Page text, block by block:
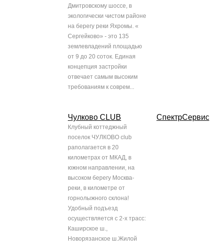
Дмитровскому шоссе, в
экологически чистом районе
на берегу реки Яхромы. «
Сергейково» - это 135
землевладений площадью
от 9 до 20 соток. Единая
концепция застройки
отвечает самым высоким
требованиям к соврем...
Чулково CLUB
Клубный коттеджный
поселок ЧУЛКОВО club
раполагается в 20
километрах от МКАД, в
южном направлении, на
высоком берегу Москва-
реки, в километре от
горнолыжного склона!
Удобный подъезд
осуществляется с 2-х трасс:
Каширское ш.,
Новорязанское ш.Жилой
СпектрСервис